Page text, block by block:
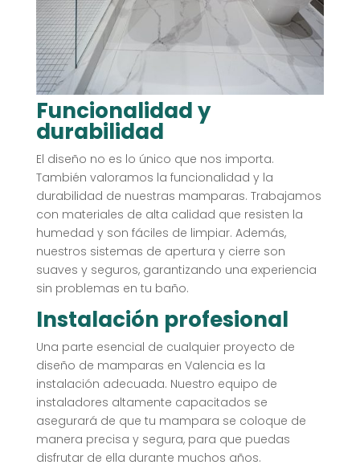
Funcionalidad y
durabilidad
El diseño no es lo único que nos importa.
También valoramos la funcionalidad y la
durabilidad de nuestras mamparas. Trabajamos
con materiales de alta calidad que resisten la
humedad y son fáciles de limpiar. Además,
nuestros sistemas de apertura y cierre son
suaves y seguros, garantizando una experiencia
sin problemas en tu baño.
Instalación profesional
Una parte esencial de cualquier proyecto de
diseño de mamparas en Valencia es la
instalación adecuada. Nuestro equipo de
instaladores altamente capacitados se
asegurará de que tu mampara se coloque de
manera precisa y segura, para que puedas
disfrutar de ella durante muchos años.